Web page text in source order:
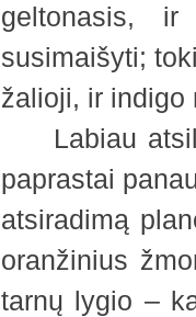
geltonasis,
susimaišyti;
žalioji, ir indigo
Labiau
paprastai
atsiradimą
oranžinius
tarnų lygio –